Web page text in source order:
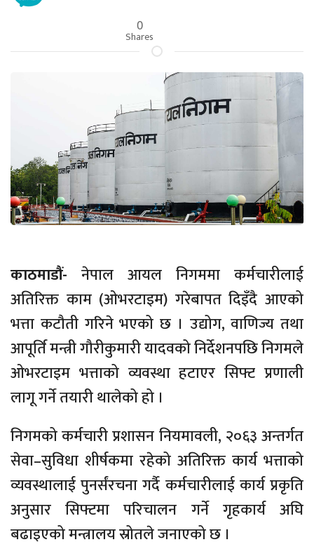
0
Shares
काठमाडौं- नेपाल आयल निगममा कर्मचारीलाई
अतिरिक्त काम (ओभरटाइम) गरेबापत दिइँदै आएको
भत्ता कटौती गरिने भएको छ । उद्योग, वाणिज्य तथा
आपूर्ति मन्त्री गौरीकुमारी यादवको निर्देशनपछि निगमले
ओभरटाइम भत्ताको व्यवस्था हटाएर सिफ्ट प्रणाली
लागू गर्ने तयारी थालेको हो ।
निगमको कर्मचारी प्रशासन नियमावली, २०६३ अन्तर्गत
सेवा–सुविधा शीर्षकमा रहेको अतिरिक्त कार्य भत्ताको
व्यवस्थालाई पुनर्संरचना गर्दै कर्मचारीलाई कार्य प्रकृति
अनुसार सिफ्टमा परिचालन गर्ने गृहकार्य अघि
बढाइएको मन्त्रालय स्रोतले जनाएको छ ।